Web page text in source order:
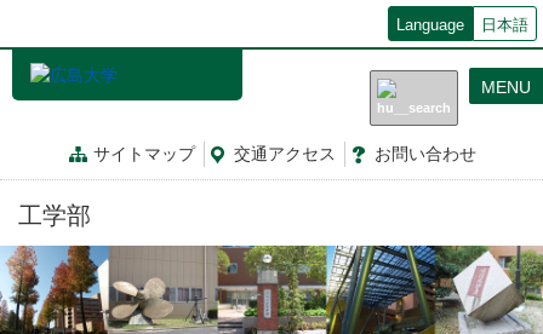
動
Language 日本語
サイトマップ 交通アクセス お問い合わせ
MENU
工学部